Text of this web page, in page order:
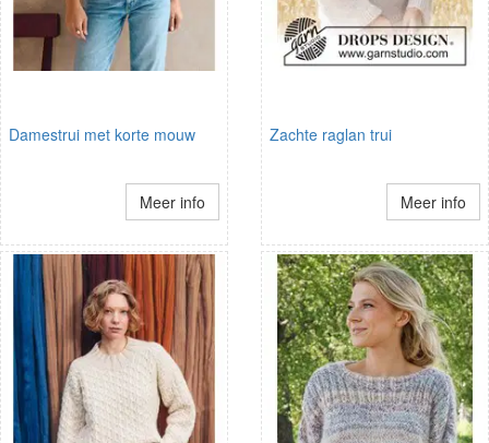
Damestrui met korte mouw
Meer info
Zachte raglan trui
Meer info